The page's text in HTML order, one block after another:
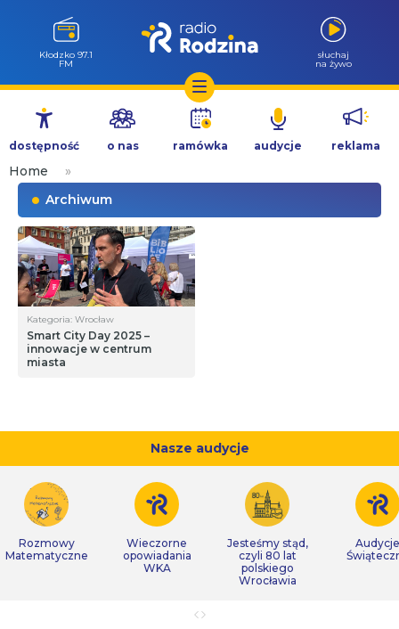
Przejdź
treści
Kłodzko 97.1
FM
słuchaj
na żywo
dostępność o nas ramówka audycje reklama
Home
»
Archiwum
Kategoria: Wrocław
Smart City Day 2025 –
innowacje w centrum
miasta
Nasze audycje
Rozmowy
Matematyczne
Wieczorne
opowiadania
WKA
Jesteśmy stąd,
czyli 80 lat
polskiego
Wrocławia
Audycje